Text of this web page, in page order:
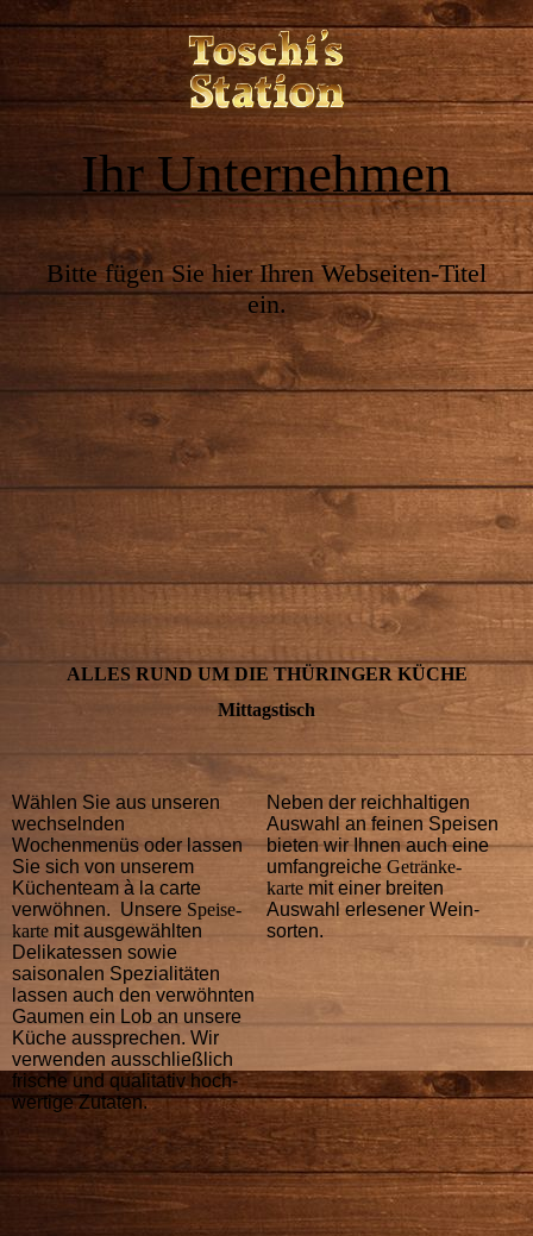
Ihr Unternehmen
Bitte fügen Sie hier Ihren Webseiten-Titel
ein.
ALLES RUND UM DIE THÜRINGER KÜCHE
Mittagstisch
Wählen Sie aus unseren
wech­seln­den
Wochenmenüs oder lassen
Sie sich von unserem
Küchen­team à la carte
verwöh­nen. Unsere Speise­
karte mit aus­ge­wähl­ten
Delika­tessen sowie
saisonalen Speziali­täten
lassen auch den verwöhn­ten
Gaumen ein Lob an unsere
Küche aus­sprechen. Wir
ver­wen­den aus­schließ­lich
frische und quali­tativ hoch­
wertige Zutaten.
Neben der reichhaltigen
Auswahl an feinen Speisen
bieten wir Ihnen auch eine
umfang­reiche Getränke­
karte mit einer breiten
Auswahl erle­sener Wein­
sorten.